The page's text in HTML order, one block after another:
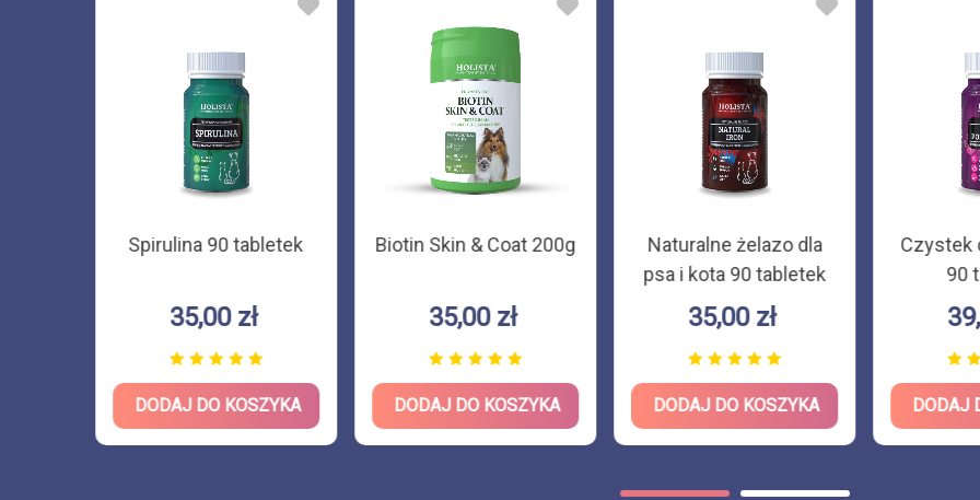
Spirulina 90 tabletek
35,00 zł
DODAJ DO KOSZYKA
Biotin Skin & Coat 200g
35,00 zł
DODAJ DO KOSZYKA
Naturalne żelazo dla
psa i kota 90 tabletek
35,00 zł
DODAJ DO KOSZYKA
Czystek
90
DODAJ